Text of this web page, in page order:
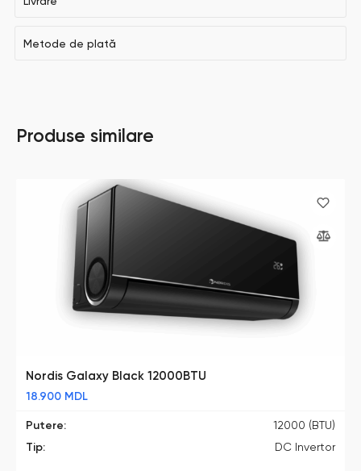
Metode de plată
Produse similare
Nordis Galaxy Black 12000BTU
18.900 MDL
Putere:
12000 (BTU)
Tip: DC Invertor